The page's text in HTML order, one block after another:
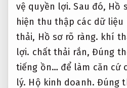
vệ quyền lợi. Sau đó, Hồ
hiện thu thập các dữ
thải, Hồ sơ rõ ràng. khí
lợi. chất thải rắn,Đúng
tiếng ồn… để làm căn cứ
lý. Hộ kinh doanh. Đúng